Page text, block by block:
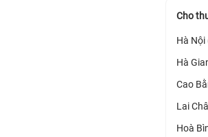
Cho
Hà Nội
Hà
Cao
Lai
Hoà